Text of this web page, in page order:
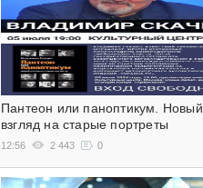
Пантеон или паноптикум. Новый
взгляд на старые портреты
12:56 2 443 0